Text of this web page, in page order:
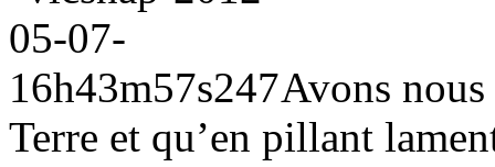
Avons
Terre et qu’en pillant